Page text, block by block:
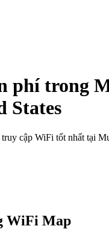
phí trong
States
cập WiFi tốt nhất tại
WiFi Map